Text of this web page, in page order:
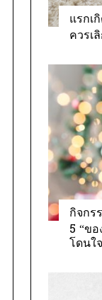
แรกเ
ควรเ
กิจกร
5 “ข
โดนใ